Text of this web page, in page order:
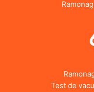
Test de